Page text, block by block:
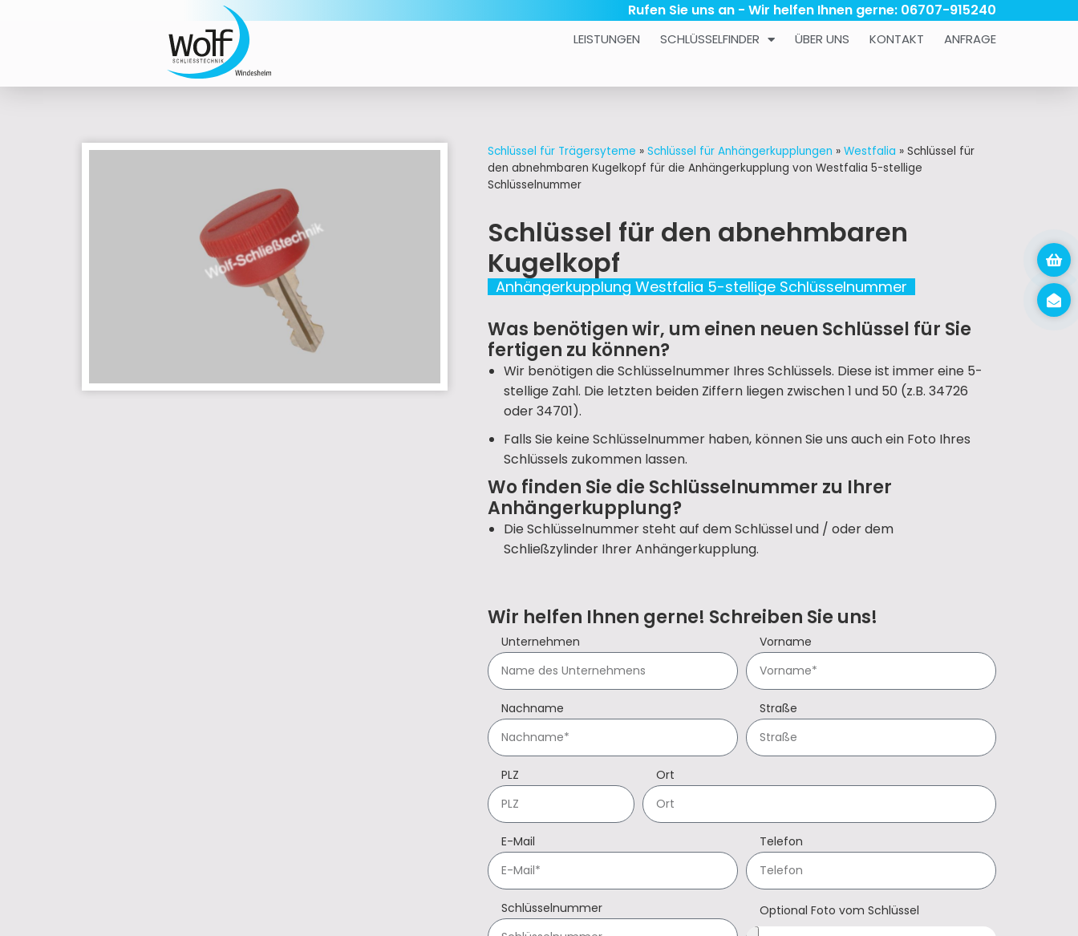
Rufen Sie uns an - Wir helfen Ihnen gerne: 06707-915240
LEISTUNGEN SCHLÜSSELFINDER ÜBER UNS KONTAKT ANFRAGE
Schlüssel für Trägersyteme » Schlüssel für Anhängerkupplungen » Westfalia » Schlüssel für
den abnehmbaren Kugelkopf für die Anhängerkupplung von Westfalia 5-stellige
Schlüsselnummer
Schlüssel für den abnehmbaren
Kugelkopf
Anhängerkupplung Westfalia 5-stellige Schlüsselnummer
Was benötigen wir, um einen neuen Schlüssel für Sie
fertigen zu können?
Wir benötigen die Schlüsselnummer Ihres Schlüssels. Diese ist immer eine 5-
stellige Zahl. Die letzten beiden Ziffern liegen zwischen 1 und 50 (z.B. 34726
oder 34701).
Falls Sie keine Schlüsselnummer haben, können Sie uns auch ein Foto Ihres
Schlüssels zukommen lassen.
Wo finden Sie die Schlüsselnummer zu Ihrer
Anhängerkupplung?
Die Schlüsselnummer steht auf dem Schlüssel und / oder dem
Schließzylinder Ihrer Anhängerkupplung.
Wir helfen Ihnen gerne! Schreiben Sie uns!
Unternehmen Vorname
Nachname Straße
PLZ Ort
E-Mail Telefon
Schlüsselnummer Optional Foto vom Schlüssel